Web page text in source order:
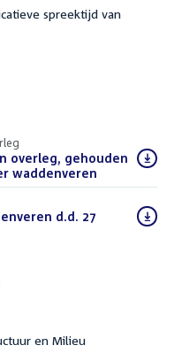
spreektijd van
overleg, gehouden
waddenveren
d.d. 27
en Milieu